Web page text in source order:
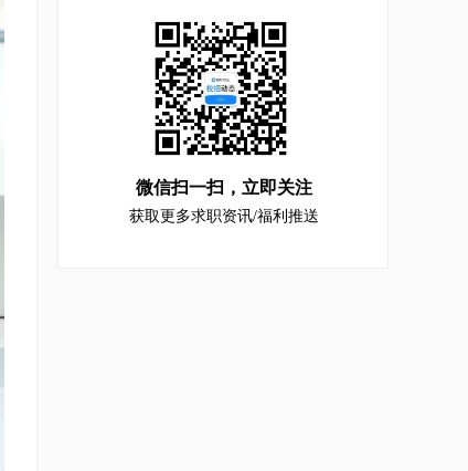
微信扫一扫， 立即关注
获取更多求职资讯/福利推送